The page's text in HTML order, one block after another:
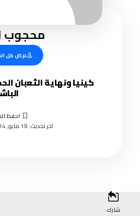
محجوب
عرض كل
كينيا ونهاية الثعبان
اخر تحديث: 19 مايو, 2014 1:14 مساءً
شارك